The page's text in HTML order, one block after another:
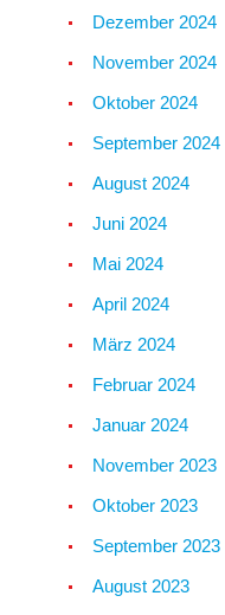
Dezember 2024
November 2024
Oktober 2024
September 2024
August 2024
Juni 2024
Mai 2024
April 2024
März 2024
Februar 2024
Januar 2024
November 2023
Oktober 2023
September 2023
August 2023